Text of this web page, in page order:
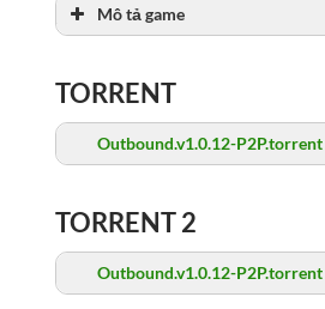
Lượt xem: 1,099
Mô tả game
TORRENT
Outbound.v1.0.12-P2P.torrent
TORRENT 2
Outbound.v1.0.12-P2P.torrent